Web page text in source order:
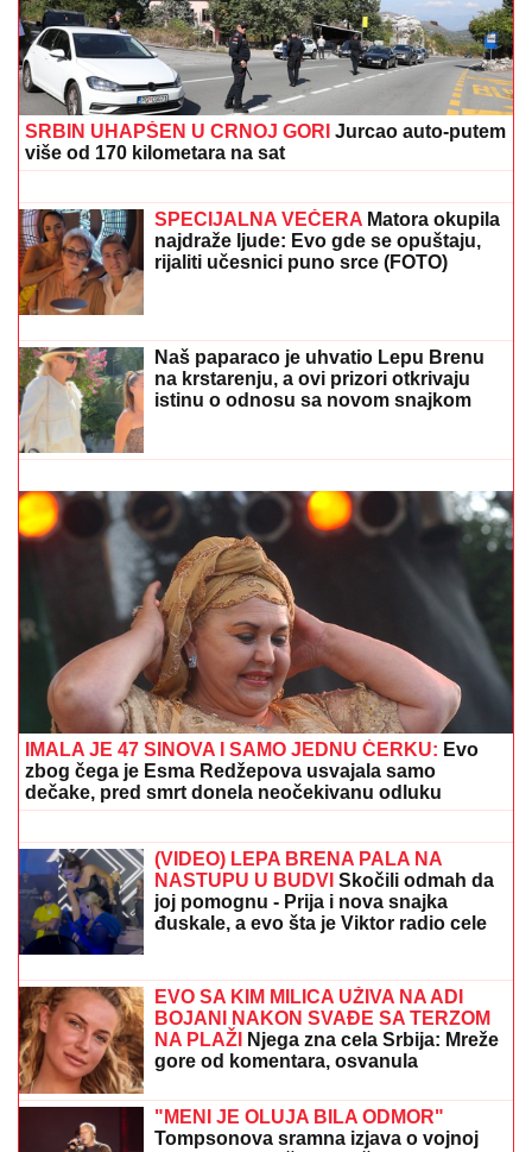
Centralna Srbija dobija bolnicu od čak 12 spratova -
država ulaže 85 miliona evra
20. 07. 2026 08:04
REGISTRUJ SE UZ PROMO KOD CASINO Preuzmi
1500 BESPLATNIH SPINOVA
05. 08. 2026 06:45
Šta dete nasleđuje od oca, a šta od majke? Sve što
treba da znate o genetici
05. 08. 2026 14:12
Koliko visoku temperaturu ljudsko telo može da izdrži?